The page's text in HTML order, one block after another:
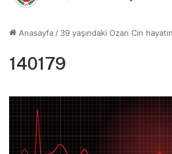
Anasayfa / 39 yaşındaki Ozan Cin
140179